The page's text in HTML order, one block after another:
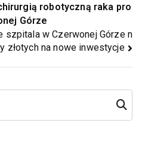
robotyczną raka pro
Górze
szpitala w Czerwonej Górze n
złotych na nowe inwestycje
Szukaj